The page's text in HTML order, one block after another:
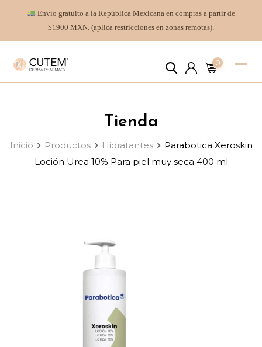
Envío gratuito a la República Mexicana en compras a partir de
$1900 MXN. (aplica restricciones en zonas remotas).
0
Tienda
Inicio Productos Hidratantes
Parabotica Xeroskin
Loción Urea 10% Para piel muy seca 400 ml